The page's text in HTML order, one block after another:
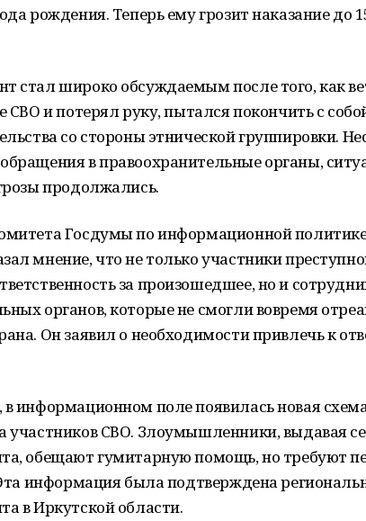
рождения. Теперь ему грозит наказание до
стал широко обсуждаемым после того, как
СВО и потерял руку, пытался покончить с
со стороны этнической группировки.
в правоохранительные органы,
продолжались.
Госдумы по информационной
мнение, что не только участники
за произошедшее, но и
органов, которые не смогли вовремя
Он заявил о необходимости привлечь к
информационном поле появилась новая
участников СВО. Злоумышленники, выдавая
обещают гумитарную помощь, но требуют
информация была подтверждена
в Иркутской области.